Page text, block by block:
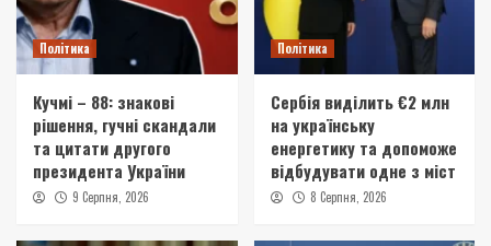
Політика
Кучмі – 88: знакові
рішення, гучні скандали
та цитати другого
президента України
9 Серпня, 2026
Політика
Сербія виділить €2 млн
на українську
енергетику та допоможе
відбудувати одне з міст
8 Серпня, 2026